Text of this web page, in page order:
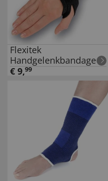
Flexitek
Handgelenkbandage
€ 9,99